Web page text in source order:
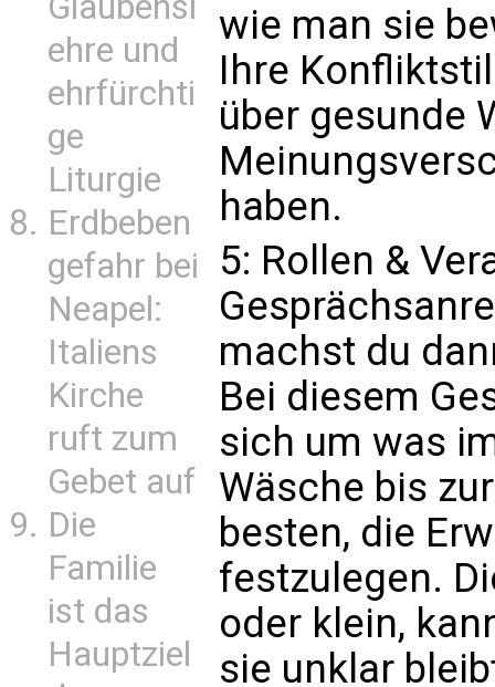
ehre und
ehrfürchti
ge
Liturgie
Erdbeben
gefahr bei
Neapel:
Italiens
Kirche
ruft zum
Gebet auf
Die
Familie
ist das
Hauptziel
wie man sie
Ihre
über gesunde
haben.
5: Rollen &
machst du
Bei diesem
sich um was
Wäsche bis
besten, die
festzulegen.
oder klein,
sie unklar